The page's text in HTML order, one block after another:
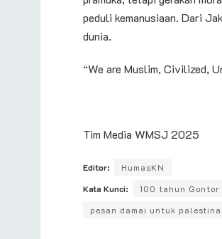
peduli kemanusiaan. Dari
dunia.
“We are Muslim, Civilized,
Tim Media WMSJ 2025
Editor:
HumasKN
Kata Kunci:
100 tahun Gontor
pesan damai untuk palestina